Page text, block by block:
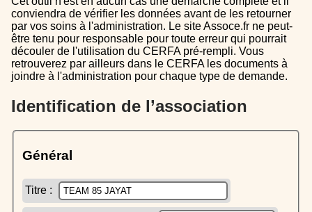
conviendra de vérifier les données avant de les retourner
par vos soins à l'administration. Le site Assoce.fr ne peut-
être tenu pour responsable pour toute erreur qui pourrait
découler de l'utilisation du CERFA pré-rempli. Vous
retrouverez par ailleurs dans le CERFA les documents à
joindre à l'administration pour chaque type de demande.
Identification de l’association
Général
Titre :